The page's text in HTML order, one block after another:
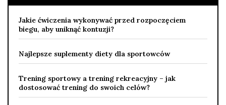
Jakie ćwiczenia wykonywać przed rozpoczęciem
biegu, aby uniknąć kontuzji?
Najlepsze suplementy diety dla sportowców
Trening sportowy a trening rekreacyjny – jak
dostosować trening do swoich celów?